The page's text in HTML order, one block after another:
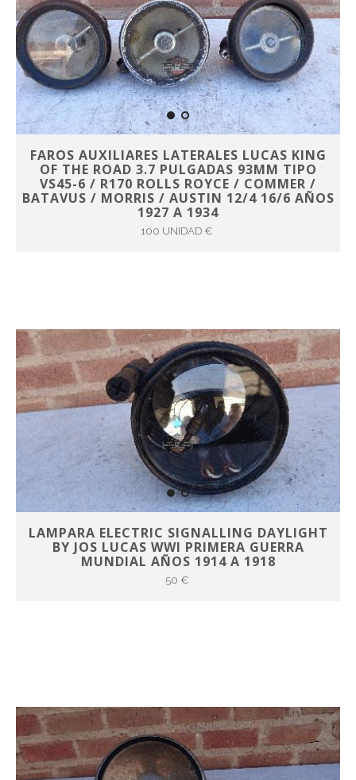
FAROS AUXILIARES LATERALES LUCAS KING
OF THE ROAD 3.7 PULGADAS 93MM TIPO
VS45-6 / R170 ROLLS ROYCE / COMMER /
BATAVUS / MORRIS / AUSTIN 12/4 16/6 AÑOS
1927 A 1934
100 UNIDAD €
LAMPARA ELECTRIC SIGNALLING DAYLIGHT
BY JOS LUCAS WWI PRIMERA GUERRA
MUNDIAL AÑOS 1914 A 1918
50 €